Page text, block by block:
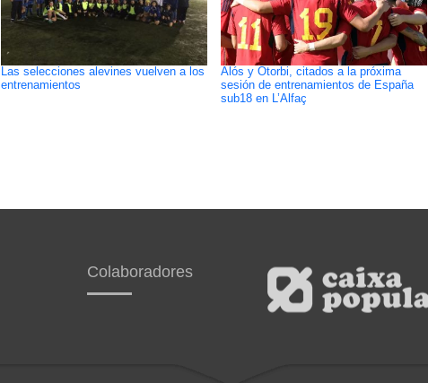
Las selecciones alevines vuelven a los
entrenamientos
Alós y Otorbi, citados a la próxima
sesión de entrenamientos de España
sub18 en L’Alfaç
Colaboradores